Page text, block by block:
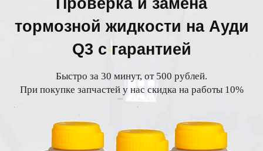
Проверка и замена
тормозной жидкости на Ауди
Q3 с гарантией
Быстро за 30 минут, от 500 рублей.
При покупке запчастей у нас скидка на работы 10%